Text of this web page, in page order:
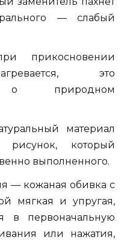
— слабый
прикосновении
это
о природном
материал
рисунок, который
выполненного.
— кожаная обивка с
мягкая и упругая,
в первоначальную
или нажатия,